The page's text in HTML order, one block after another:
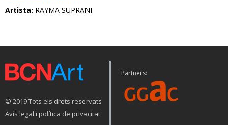
Artista: RAYMA SUPRANI
© 2019 Tots els drets reservats
Avís legal i política de privacitat
Partners: